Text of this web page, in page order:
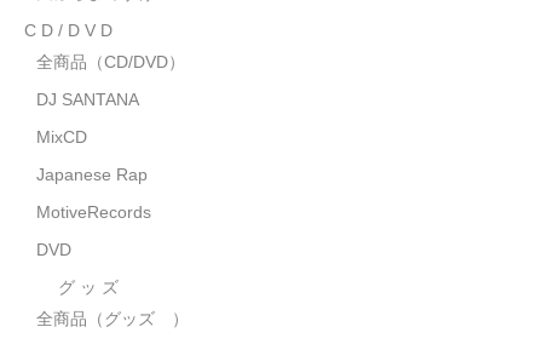
グ ッ ズ
タオル・リストバンド
トートバッグ
全商品
C D / D V D
全商品（CD/DVD）
DJ SANTANA
MixCD
Japanese Rap
MotiveRecords
DVD
グ ッ ズ
全商品（グッズ ）